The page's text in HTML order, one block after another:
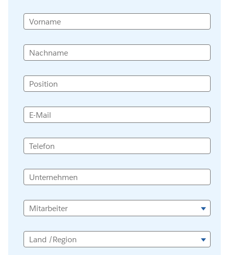
Vorname
Nachname
Position
E-Mail
Telefon
Unternehmen
Mitarbeiter
Land /Region